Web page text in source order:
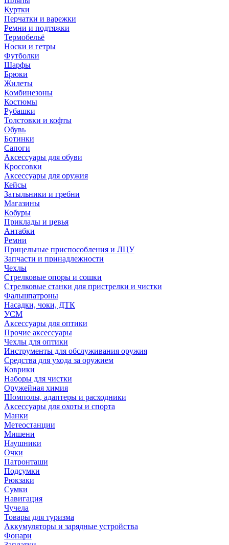
Куртки
Перчатки и варежки
Ремни и подтяжки
Термобельё
Носки и гетры
Футболки
Шарфы
Брюки
Жилеты
Комбинезоны
Костюмы
Рубашки
Толстовки и кофты
Обувь
Ботинки
Сапоги
Аксессуары для обуви
Кроссовки
Аксессуары для оружия
Кейсы
Затыльники и гребни
Магазины
Кобуры
Приклады и цевья
Антабки
Ремни
Прицельные приспособления и ЛЦУ
Запчасти и принадлежности
Чехлы
Стрелковые опоры и сошки
Стрелковые станки для пристрелки и чистки
Фальшпатроны
Насадки, чоки, ДТК
УСМ
Аксессуары для оптики
Прочие аксессуары
Чехлы для оптики
Инструменты для обслуживания оружия
Средства для ухода за оружием
Коврики
Наборы для чистки
Оружейная химия
Шомполы, адаптеры и расходники
Аксессуары для охоты и спорта
Манки
Метеостанции
Мишени
Наушники
Очки
Патронташи
Подсумки
Рюкзаки
Сумки
Навигация
Чучела
Товары для туризма
Аккумуляторы и зарядные устройства
Фонари